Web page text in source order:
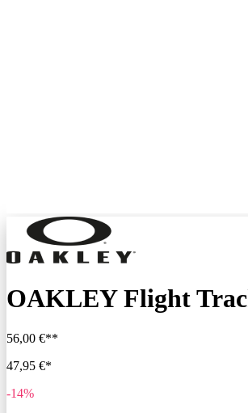
OAKLEY Flight
56,00 €**
47,95 €*
-14%